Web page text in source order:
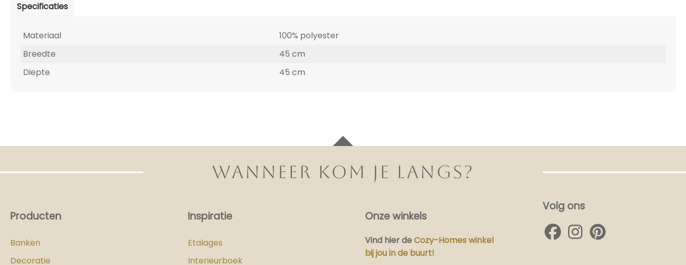
Specificaties
Materiaal
100% polyester
Breedte
45 cm
Diepte
45 cm
WANNEER KOM JE LANGS?
Producten
Banken
Decoratie
Inspiratie
Etalages
Interieurboek
Onze winkels
Vind hierdeCozy-Homes winkel
bij jou in de buurt!
Volg ons